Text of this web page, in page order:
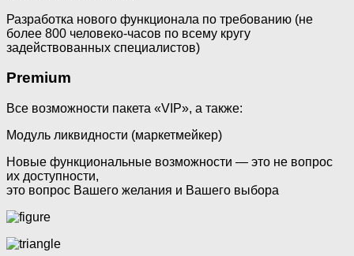
Разработка нового функционала по требованию (не
более 800 человеко-часов по всему кругу
задействованных специалистов)
Premium
Все возможности пакета «VIP», а также:
Модуль ликвидности (маркетмейкер)
Новые функциональные возможности — это не вопрос
их доступности,
это вопрос Вашего желания и Вашего выбора